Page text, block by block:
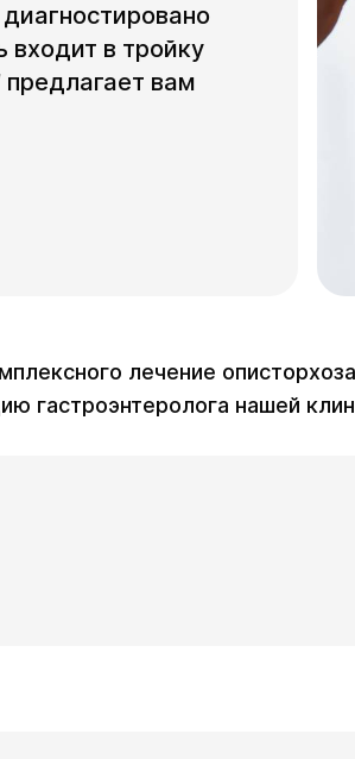
входит в тройку
вам
лечение
гастроэнтеролога нашей